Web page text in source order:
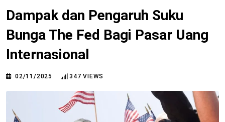
Dampak dan Pengaruh Suku
Bunga The Fed Bagi Pasar Uang
Internasional
02/11/2025 347 VIEWS